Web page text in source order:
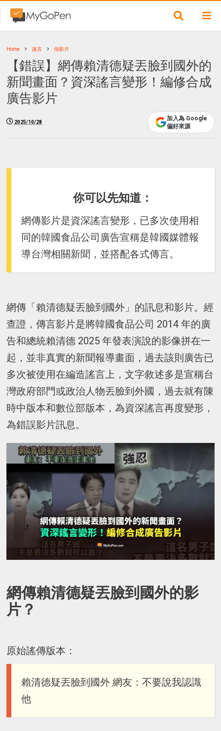
Home 謠言 假影片
【錯誤】網傳賴清德疑丟臉到國外的
新聞畫面？資深謠言變形！編修合成
廣告影片
2025/10/28
加入為 Google
偏好來源
你可以先知道：
網傳影片是資深謠言變形，已多次使用相
同的韓國食品公司廣告宣稱是韓國媒體報
導台灣相關新聞，並搭配各式傳言。
網傳「賴清德疑丟臉到國外」的訊息和影片。經
查證，傳言影片是將韓國食品公司 2014 年的廣
告和總統賴清德 2025 年發表演說的影像拼在一
起，並非真實的新聞報導畫面，過去該則廣告已
多次被使用在編造謠言上，文字敘述多是宣稱台
灣政府部門或政治人物丟臉到外國，過去就有陳
時中版本和數位部版本，為資深謠言再度變形，
為錯誤影片訊息。
網傳賴清德疑丟臉到國外的影
片？
原始謠傳版本：
賴清德疑丟臉到國外 網友：不要說我認識
他